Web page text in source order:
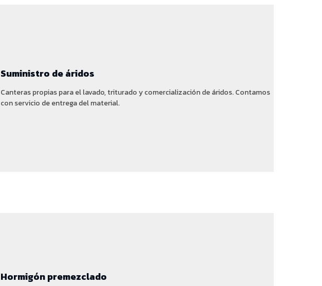
Suministro de áridos
Canteras propias para el lavado, triturado y comercialización de áridos. Contamos
con servicio de entrega del material.
Hormigón premezclado